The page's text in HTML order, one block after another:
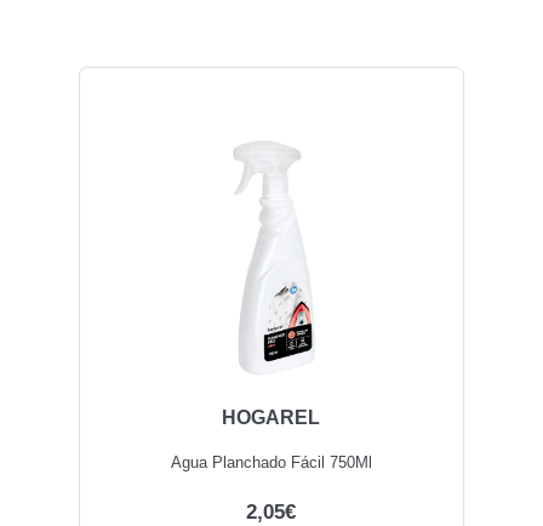
HOGAREL
Agua Planchado Fácil 750Ml
2,05€